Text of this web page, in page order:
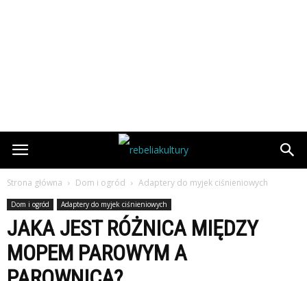
Strona główna Dom i ogród Adaptery do myjek ciśnieniowych
Dom i ogród Adaptery do myjek ciśnieniowych
JAKA JEST RÓŻNICA MIĘDZY
MOPEM PAROWYM A